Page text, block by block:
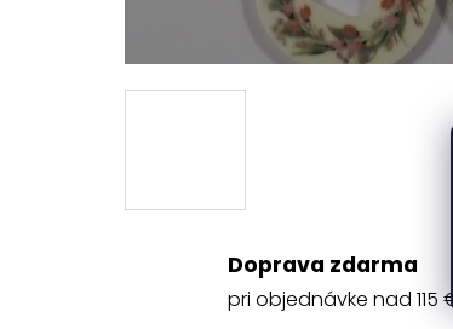
Doprava zdarma
pri objednávke nad 115 €